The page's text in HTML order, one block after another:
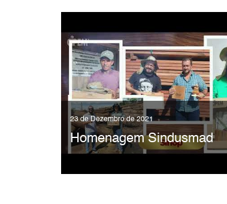
23 de Dezembro de 2021
Homenagem Sindusmad